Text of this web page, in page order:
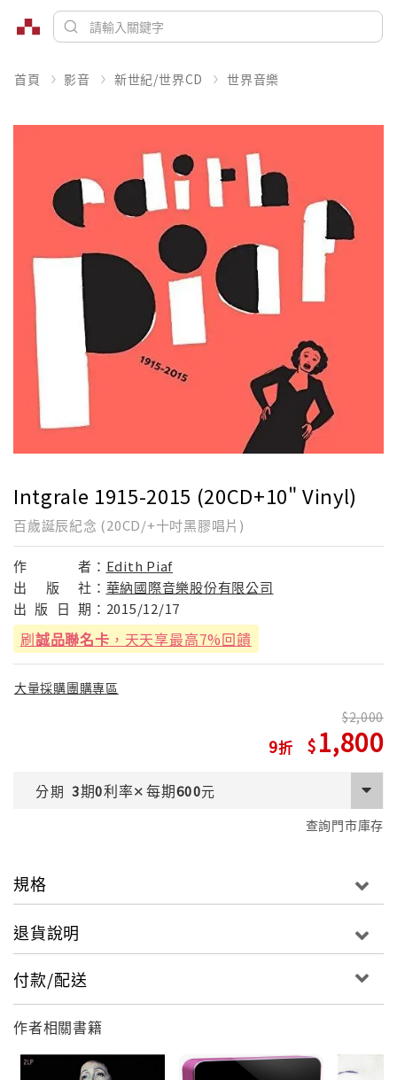
首頁 影音 新世紀/世界CD 世界音樂
Intgrale 1915-2015 (20CD+10" Vinyl)
百歲誕辰紀念 (20CD/+十吋黑膠唱片)
作 者： Edith Piaf
出
版 社： 華納國際音樂股份有限公司
出 版 日 期： 2015/12/17
刷誠品聯名卡 ，天天享最高7%回饋
大量採購團購專區
9
2,000
1,800
分期 3期0利率✕每期600元
查詢門市庫存
規格
退貨說明
付款/配送
作者相關書籍